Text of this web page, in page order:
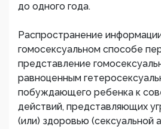
до одного года.
Распространение
гомосексуальном способе
представление
равноценным
побуждающего ребенка к
действий, представляющих
(или) здоровью (сексуальной